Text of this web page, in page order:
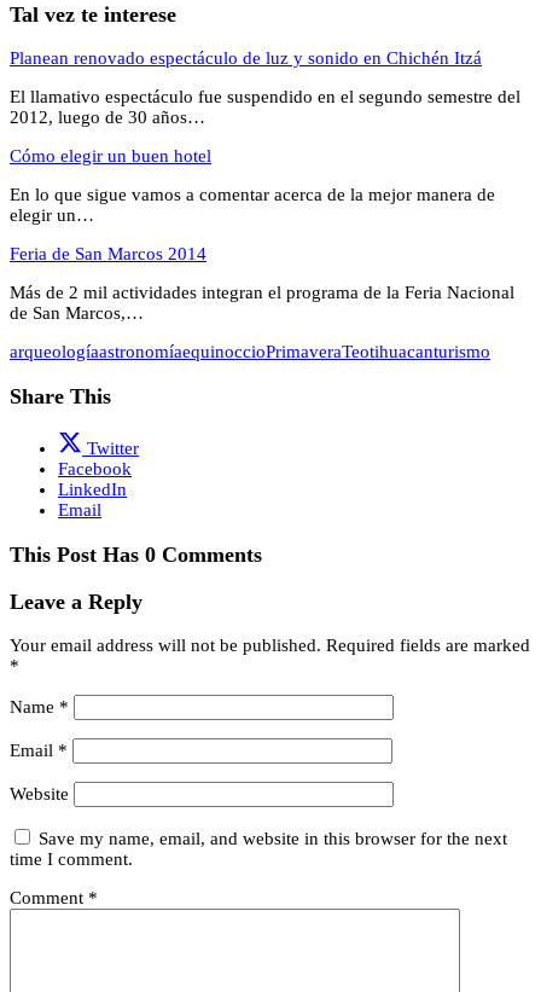
Tal vez te interese
Planean renovado espectáculo de luz y sonido en Chichén Itzá
El llamativo espectáculo fue suspendido en el segundo semestre del
2012, luego de 30 años…
Cómo elegir un buen hotel
En lo que sigue vamos a comentar acerca de la mejor manera de
elegir un…
Feria de San Marcos 2014
Más de 2 mil actividades integran el programa de la Feria Nacional
de San Marcos,…
arqueologíaastronomíaequinoccioPrimaveraTeotihuacanturismo
Share This
Twitter
Facebook
LinkedIn
Email
This Post Has 0 Comments
Leave a Reply
Your email address will not be published. Required fields are marked
*
Name *
Email *
Website
Save my name, email, and website in this browser for the next
time I comment.
Comment *